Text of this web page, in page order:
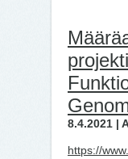
8.4.2021 |
https://